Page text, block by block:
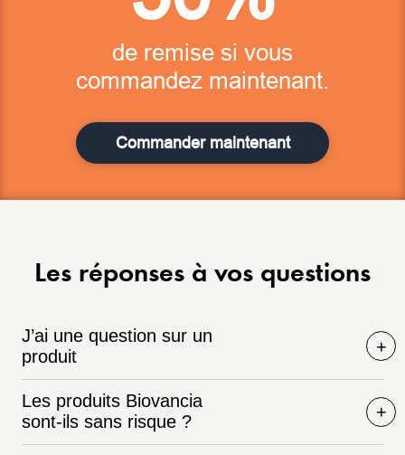
de remise si vous
commandez maintenant.
Commander maintenant
Les réponses à vos questions
J’ai une question sur un
produit
Les produits Biovancia
sont-ils sans risque ?